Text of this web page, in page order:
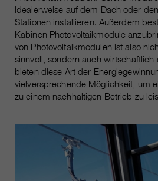
idealerweise auf dem Dach oder
Stationen installieren. Außerdem
Kabinen Photovoltaikmodule
von Photovoltaikmodulen ist also
sinnvoll, sondern auch wirtschaftlich
bieten diese Art der
vielversprechende Möglichkeit, um
zu einem nachhaltigen Betrieb zu